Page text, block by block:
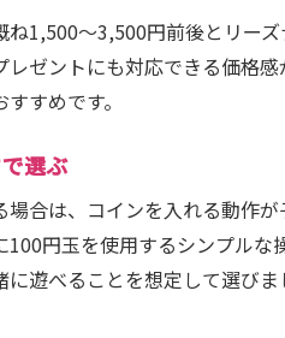
1,500〜3,500円前後とリー
ゼントにも対応できる価格
すめです。
選ぶ
合は、コインを入れる動作
円玉を使用するシンプル
遊べることを想定して選びま